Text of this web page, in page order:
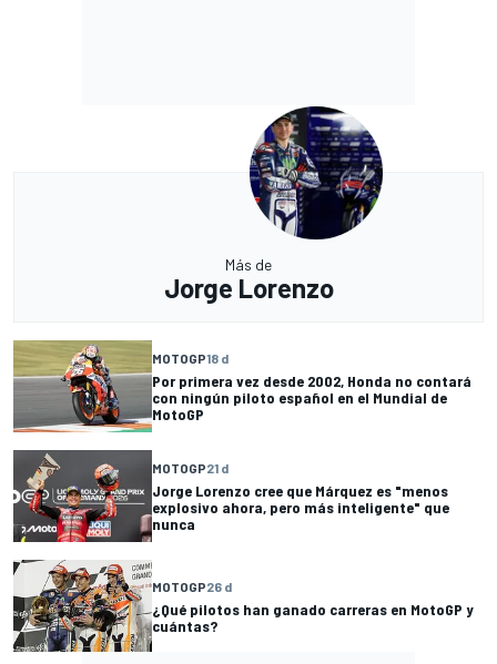
Más de
Jorge Lorenzo
MOTOGP18 d
Por primera vez desde 2002, Honda no contará
con ningún piloto español en el Mundial de
MotoGP
MOTOGP21 d
Jorge Lorenzo cree que Márquez es "menos
explosivo ahora, pero más inteligente" que
nunca
MOTOGP26 d
¿Qué pilotos han ganado carreras en MotoGP y
cuántas?